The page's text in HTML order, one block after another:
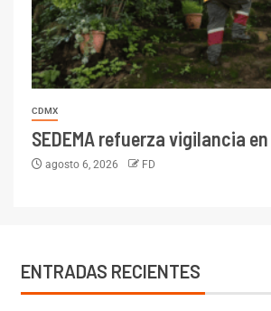
CDMX
SEDEMA refuerza vigilancia
agosto 6, 2026 FD
ENTRADAS RECIENTES